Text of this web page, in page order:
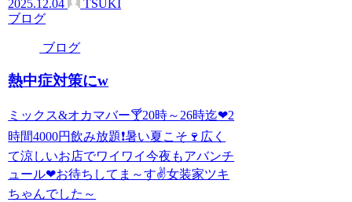
2025.12.04
TSUKI
ブログ
ブログ
熱中症対策にw
ミックス&オカマバー🍸20時～26時迄❤2
時間4000円飲み放題❗暑い夏こそ🍷広く
て涼しいお店でワイワイ今夜もアバンチ
ュール❤お待ちしてま～す✌女装家ツキ
ちゃんでした～